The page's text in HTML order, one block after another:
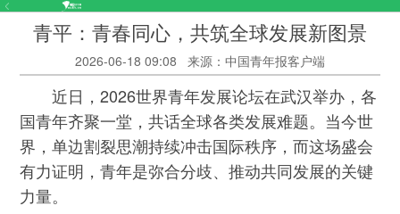
青平：青春同心，共筑全球发展新图景
2026-06-18 09:08 来源：中国青年报客户端
近日，2026世界青年发展论坛在武汉举办，各
国青年齐聚一堂，共话全球各类发展难题。当今世
界，单边割裂思潮持续冲击国际秩序，而这场盛会
有力证明，青年是弥合分歧、推动共同发展的关键
力量。